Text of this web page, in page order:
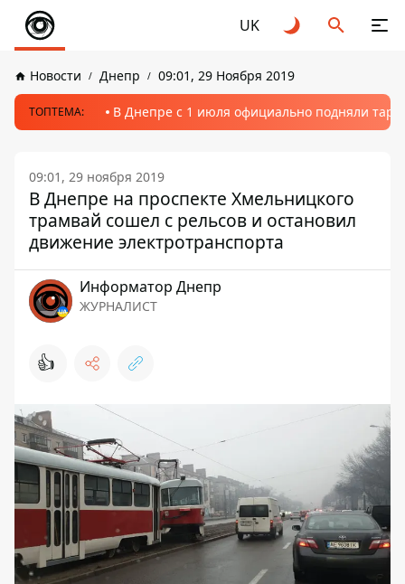
UK
Новости Днепр 09:01, 29 Ноября 2019
ТОПТЕМА: В Днепре с 1 июля официально подняли
09:01, 29 ноября 2019
В Днепре на проспекте Хмельницкого
трамвай сошел с рельсов и остановил
движение электротранспорта
Информатор Днепр
ЖУРНАЛИСТ
👍